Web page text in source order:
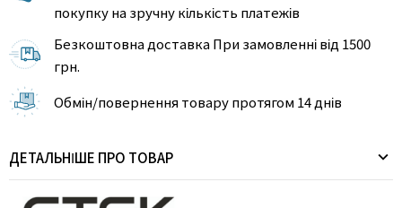
покупку на зручну кількість платежів
Безкоштовна доставка При замовленні від 1500
грн.
Обмін/повернення товару протягом 14 днів
ДЕТАЛЬНІШЕ ПРО ТОВАР